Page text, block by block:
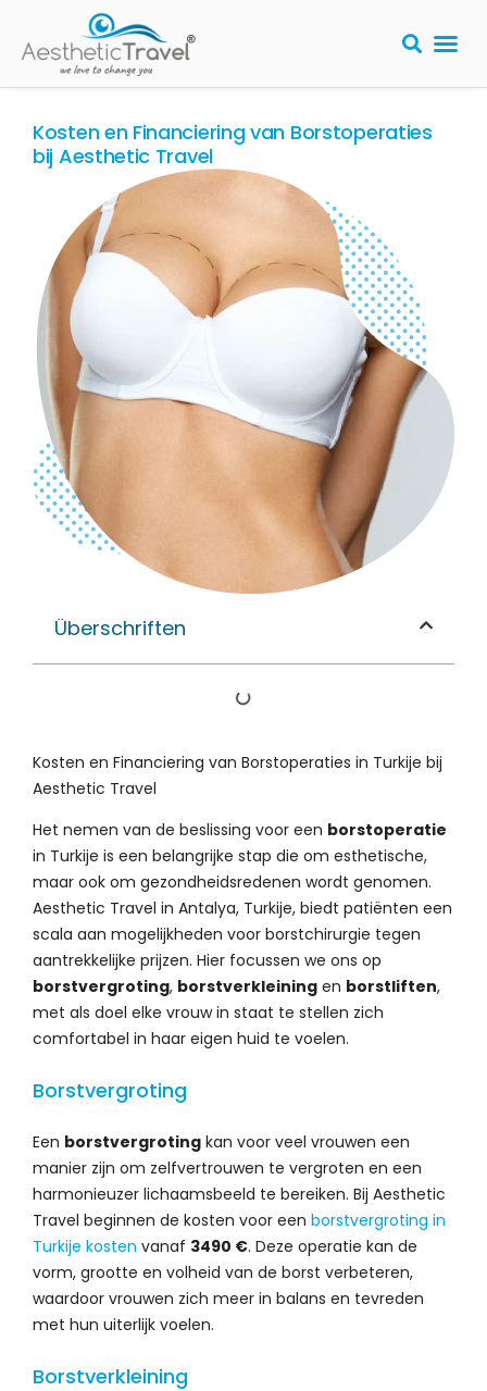
Kosten en Financiering van Borstoperaties
bij Aesthetic Travel
Überschriften
Kosten en Financiering van Borstoperaties in Turkije bij
Aesthetic Travel
Het nemen van de beslissing voor een borstoperatie
in Turkije is een belangrijke stap die om esthetische,
maar ook om gezondheidsredenen wordt genomen.
Aesthetic Travel in Antalya, Turkije, biedt patiënten een
scala aan mogelijkheden voor borstchirurgie tegen
aantrekkelijke prijzen. Hier focussen we ons op
borstvergroting, borstverkleining en borstliften,
met als doel elke vrouw in staat te stellen zich
comfortabel in haar eigen huid te voelen.
Borstvergroting
Een borstvergroting kan voor veel vrouwen een
manier zijn om zelfvertrouwen te vergroten en een
harmonieuzer lichaamsbeeld te bereiken. Bij Aesthetic
Travel beginnen de kosten voor een borstvergroting in
Turkije kosten vanaf 3490 €. Deze operatie kan de
vorm, grootte en volheid van de borst verbeteren,
waardoor vrouwen zich meer in balans en tevreden
met hun uiterlijk voelen.
Borstverkleining